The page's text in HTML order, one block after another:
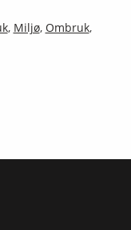
, Miljø, Ombruk,